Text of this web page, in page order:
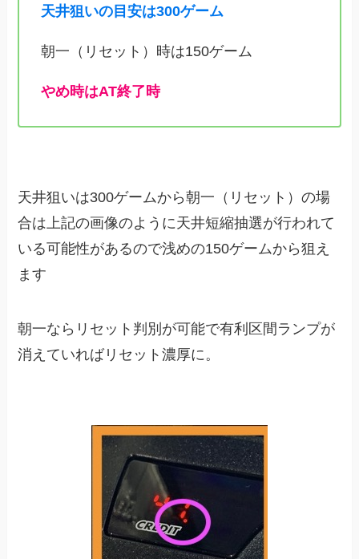
天井狙いの目安は300ゲーム
朝一（リセット）時は150ゲーム
やめ時はAT終了時
天井狙いは300ゲームから朝一（リセット）の場
合は上記の画像のように天井短縮抽選が行われて
いる可能性があるので浅めの150ゲームから狙え
ます
朝一ならリセット判別が可能で有利区間ランプが
消えていればリセット濃厚に。